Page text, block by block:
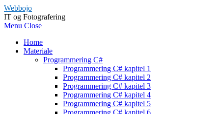
Webbojo
IT og Fotografering
Menu Close
Home
Materiale
Programmering C#
Programmering C# kapitel 1
Programmering C# kapitel 2
Programmering C# kapitel 3
Programmering C# kapitel 4
Programmering C# kapitel 5
Programmering C# kapitel 6